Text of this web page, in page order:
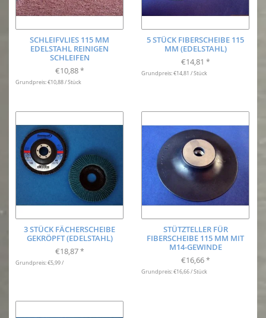
SCHLEIFVLIES 115 MM
EDELSTAHL REINIGEN
SCHLEIFEN
€10,88 *
Grundpreis: €10,88 / Stück
5 STÜCK FIBERSCHEIBE 115
MM (EDELSTAHL)
€14,81 *
Grundpreis: €14,81 / Stück
3 STÜCK FÄCHERSCHEIBE
GEKRÖPFT (EDELSTAHL)
€18,87 *
Grundpreis: €5,99 /
STÜTZTELLER FÜR
FIBERSCHEIBE 115 MM MIT
M14-GEWINDE
€16,66 *
Grundpreis: €16,66 / Stück